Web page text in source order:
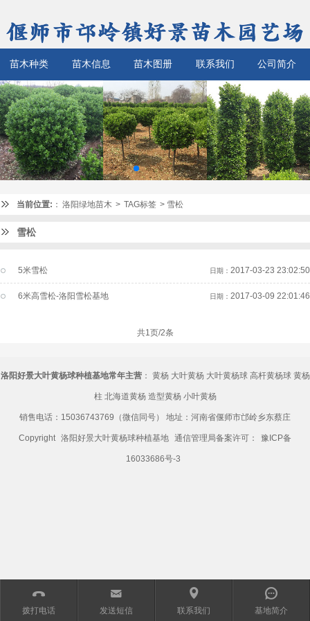
苗木种类 苗木信息 苗木图册 联系我们 公司简介
当前位置: ： 洛阳绿地苗木 > TAG标签 > 雪松
雪松
5米雪松 日期： 2017-03-23 23:02:50
6米高雪松-洛阳雪松基地 日期： 2017-03-09 22:01:46
共1页/2条
󰀱
拨打电话
㕩
发送短信
㕻
联系我们
󰀨
基地简介
洛阳好景大叶黄杨球种植基地常年主营： 黄杨 大叶黄杨 大叶黄杨球 高杆黄杨球 黄杨
柱 北海道黄杨 造型黄杨 小叶黄杨
销售电话：15036743769（微信同号） 地址：河南省偃师市邙岭乡东蔡庄
Copyright 洛阳好景大叶黄杨球种植基地 通信管理局备案许可： 豫ICP备
16033686号-3